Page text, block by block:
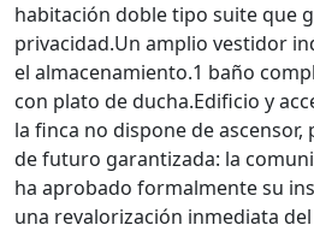
habitación doble tipo suite que
privacidad.Un amplio vestidor
el almacenamiento.1 baño
con plato de ducha.Edificio y
la finca no dispone de
de futuro garantizada: la
ha aprobado formalmente su
una revalorización inmediata